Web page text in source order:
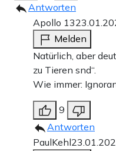
Antworten
Apollo 13
Melden
Natürlich, aber
zu Tieren snd“.
Wie immer:
9
Antworten
PaulKehl